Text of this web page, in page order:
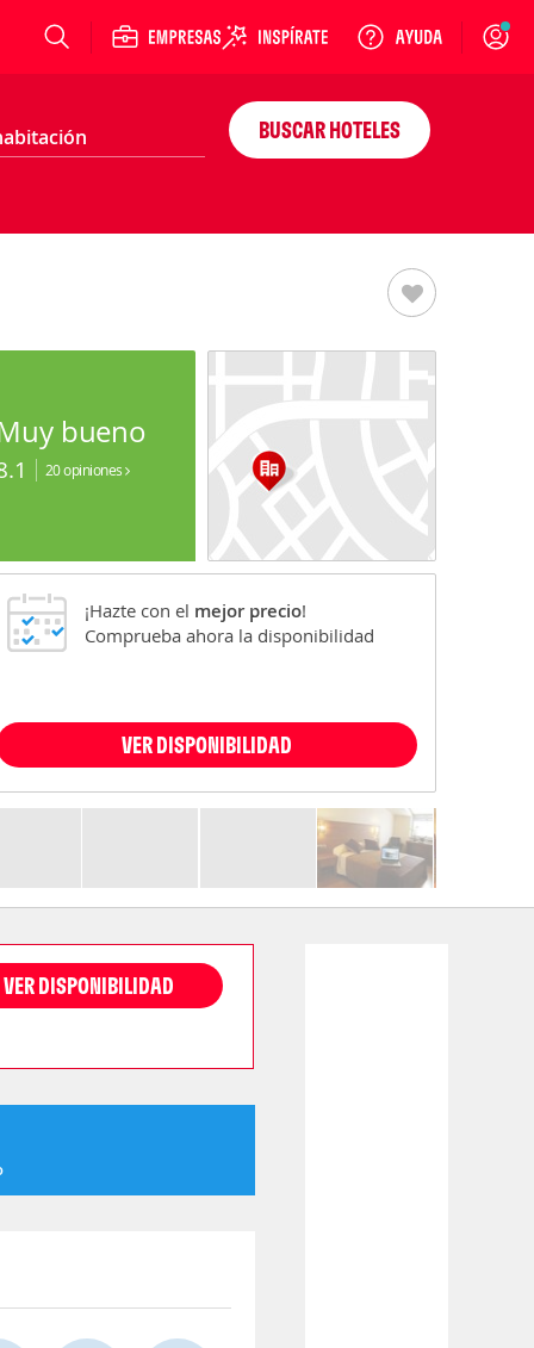
Login
BUSCAR HOTELES
bueno
20 opiniones
¡Hazte con el mejor precio!
Comprueba ahora la disponibilidad
VER DISPONIBILIDAD
VER DISPONIBILIDAD